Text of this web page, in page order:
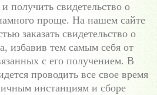
и получить свидетельство о
проще. На нашем сайте
заказать свидетельство о
избавив тем самым себя от
с его получением. В
проводить все свое время
инстанциям и сборе